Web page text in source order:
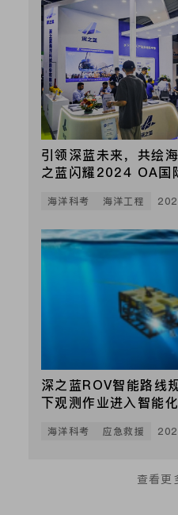
引领深蓝未来，共绘
之蓝闪耀2024 OA国
海洋科考 海洋工程
深之蓝ROV智能路线
下观测作业进入智能
海洋科考 应急救援
查看更